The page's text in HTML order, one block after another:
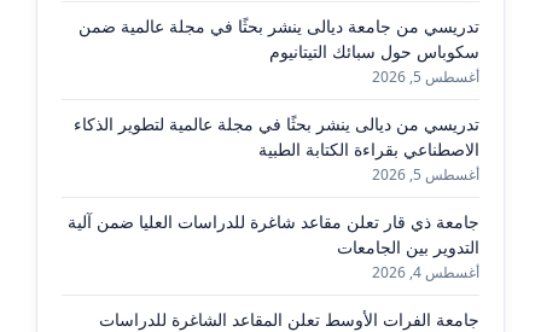
تدريسي من جامعة ديالى ينشر بحثًا في مجلة عالمية ضمن
سكوباس حول سبائك التيتانيوم
أغسطس 5, 2026
تدريسي من ديالى ينشر بحثًا في مجلة عالمية لتطوير الذكاء
الاصطناعي بقراءة الكتابة الطبية
أغسطس 5, 2026
جامعة ذي قار تعلن مقاعد شاغرة للدراسات العليا ضمن آلية
التدوير بين الجامعات
أغسطس 4, 2026
جامعة الفرات الأوسط تعلن المقاعد الشاغرة للدراسات